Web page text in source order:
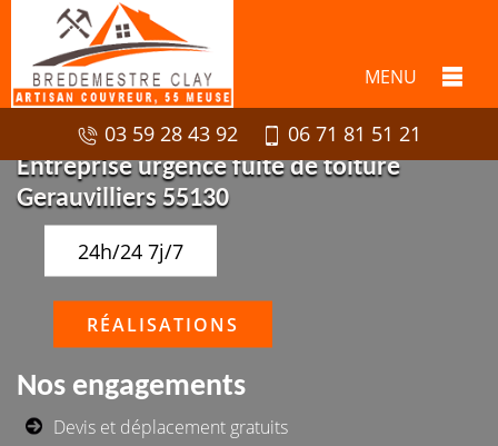
MENU
03 59 28 43 92
06 71 81 51 21
Entreprise urgence fuite de toiture
Gerauvilliers 55130
24h/24 7j/7
RÉALISATIONS
Nos engagements
Devis et déplacement gratuits